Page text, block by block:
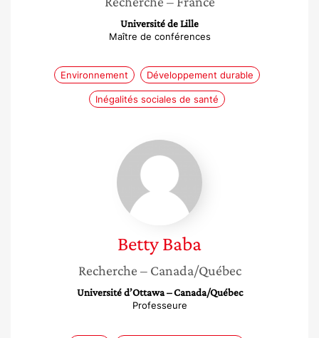
Université de Lille
Maître de conférences
Environnement Développement durable
Inégalités sociales de santé
Betty
Baba
BettyBaba
Recherche – Canada/Québec
Université d’Ottawa – Canada/Québec
Professeure